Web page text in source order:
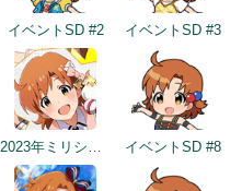
イベントSD #2 イベントSD #3
2023年ミリシタ4周年イメージ イベントSD #8